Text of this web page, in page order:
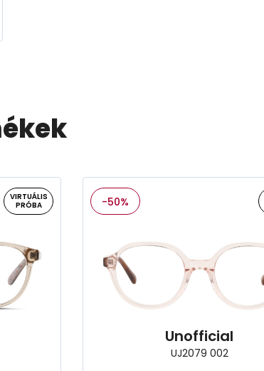
VIRTUÁLIS
PRÓBA
-50%
Unofficial
UJ2079 002